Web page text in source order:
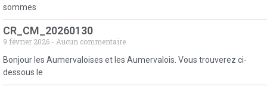
sommes
CR_CM_20260130
9 février 2026
Aucun commentaire
Bonjour les Aumervaloises et les Aumervalois. Vous trouverez ci-
dessous le